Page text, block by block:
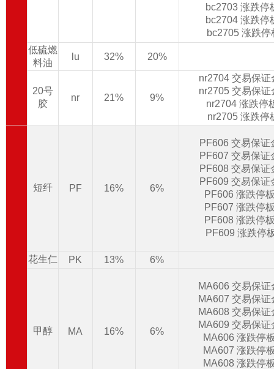
bc2703 涨跌
bc2704 涨跌
bc2705 涨跌停
低硫燃
料油
lu 32% 20%
20号
胶
nr 21% 9%
nr2704 交易保
nr2705 交易保
nr2704 涨跌停
nr2705 涨跌停
短纤 PF 16% 6%
PF606 交易保
PF607 交易保
PF608 交易保
PF609 交易保
PF606 涨跌停
PF607 涨跌停
PF608 涨跌停
PF609 涨跌停
花生仁 PK 13% 6%
甲醇 MA 16% 6%
MA606 交易保
MA607 交易保
MA608 交易保
MA609 交易保
MA606 涨跌停
MA607 涨跌停
MA608 涨跌停